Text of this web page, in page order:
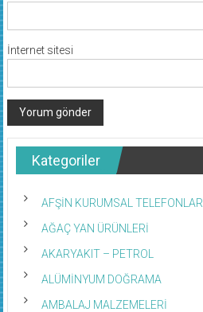
İnternet sitesi
Kategoriler
AFŞİN KURUMSAL TELEFONLAR
AĞAÇ YAN ÜRÜNLERİ
AKARYAKIT – PETROL
ALÜMİNYUM DOĞRAMA
AMBALAJ MALZEMELERİ